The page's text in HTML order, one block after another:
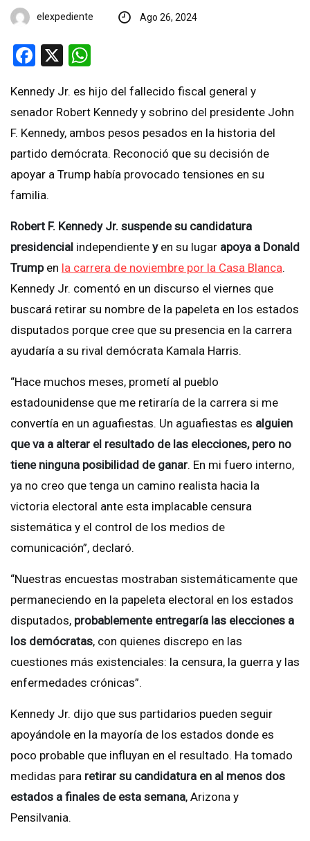
elexpediente Ago 26, 2024
Facebook
X
Kennedy Jr. es hijo del fallecido fiscal general y
senador Robert Kennedy y sobrino del presidente John
F. Kennedy, ambos pesos pesados en la historia del
partido demócrata. Reconoció que su decisión de
apoyar a Trump había provocado tensiones en su
familia.
Robert F. Kennedy Jr. suspende su candidatura
presidencial independiente yen su lugar apoya a Donald
Trumpen la carrera de noviembre por la Casa Blanca.
Kennedy Jr. comentó en un discurso el viernes que
buscará retirar su nombre de la papeleta en los estados
disputados porque cree que su presencia en la carrera
ayudaría a su rival demócrata Kamala Harris.
“Hace muchos meses, prometí al pueblo
estadounidense que me retiraría de la carrera si me
convertía en un aguafiestas. Un aguafiestas es alguien
que va a alterar el resultado de las elecciones, pero no
tiene ninguna posibilidad de ganar. En mi fuero interno,
ya no creo que tenga un camino realista hacia la
victoria electoral ante esta implacable censura
sistemática y el control de los medios de
comunicación”, declaró.
“Nuestras encuestas mostraban sistemáticamente que
permaneciendo en la papeleta electoral en los estados
disputados, probablemente entregaría las elecciones a
los demócratas, con quienes discrepo en las
cuestiones más existenciales: la censura, la guerra y las
enfermedades crónicas”.
Kennedy Jr. dijo que sus partidarios pueden seguir
apoyándole en la mayoría de los estados donde es
poco probable que influyan en el resultado. Ha tomado
medidas para retirar su candidatura en al menos dos
estados a finales de esta semana, Arizona y
Pensilvania.